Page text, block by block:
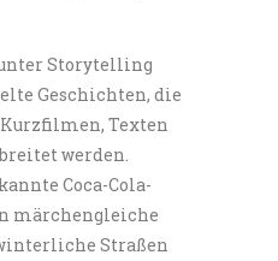
Storytelling
Geschichten, die
Kurzfilmen, Texten
werden.
Coca-Cola-
märchengleiche
Straßen